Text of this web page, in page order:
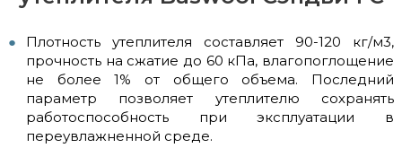
Плотность утеплителя составляет 90-120 кг/м3,
прочность на сжатие до 60 кПа, влагопоглощение
не более 1% от общего объема. Последний
параметр позволяет утеплителю сохранять
работоспособность при эксплуатации в
переувлажненной среде.